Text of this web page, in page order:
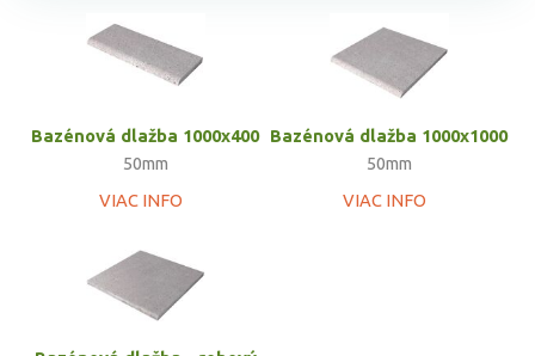
Bazénová dlažba 1000x400
50mm
VIAC INFO
Bazénová dlažba 1000x1000
50mm
VIAC INFO